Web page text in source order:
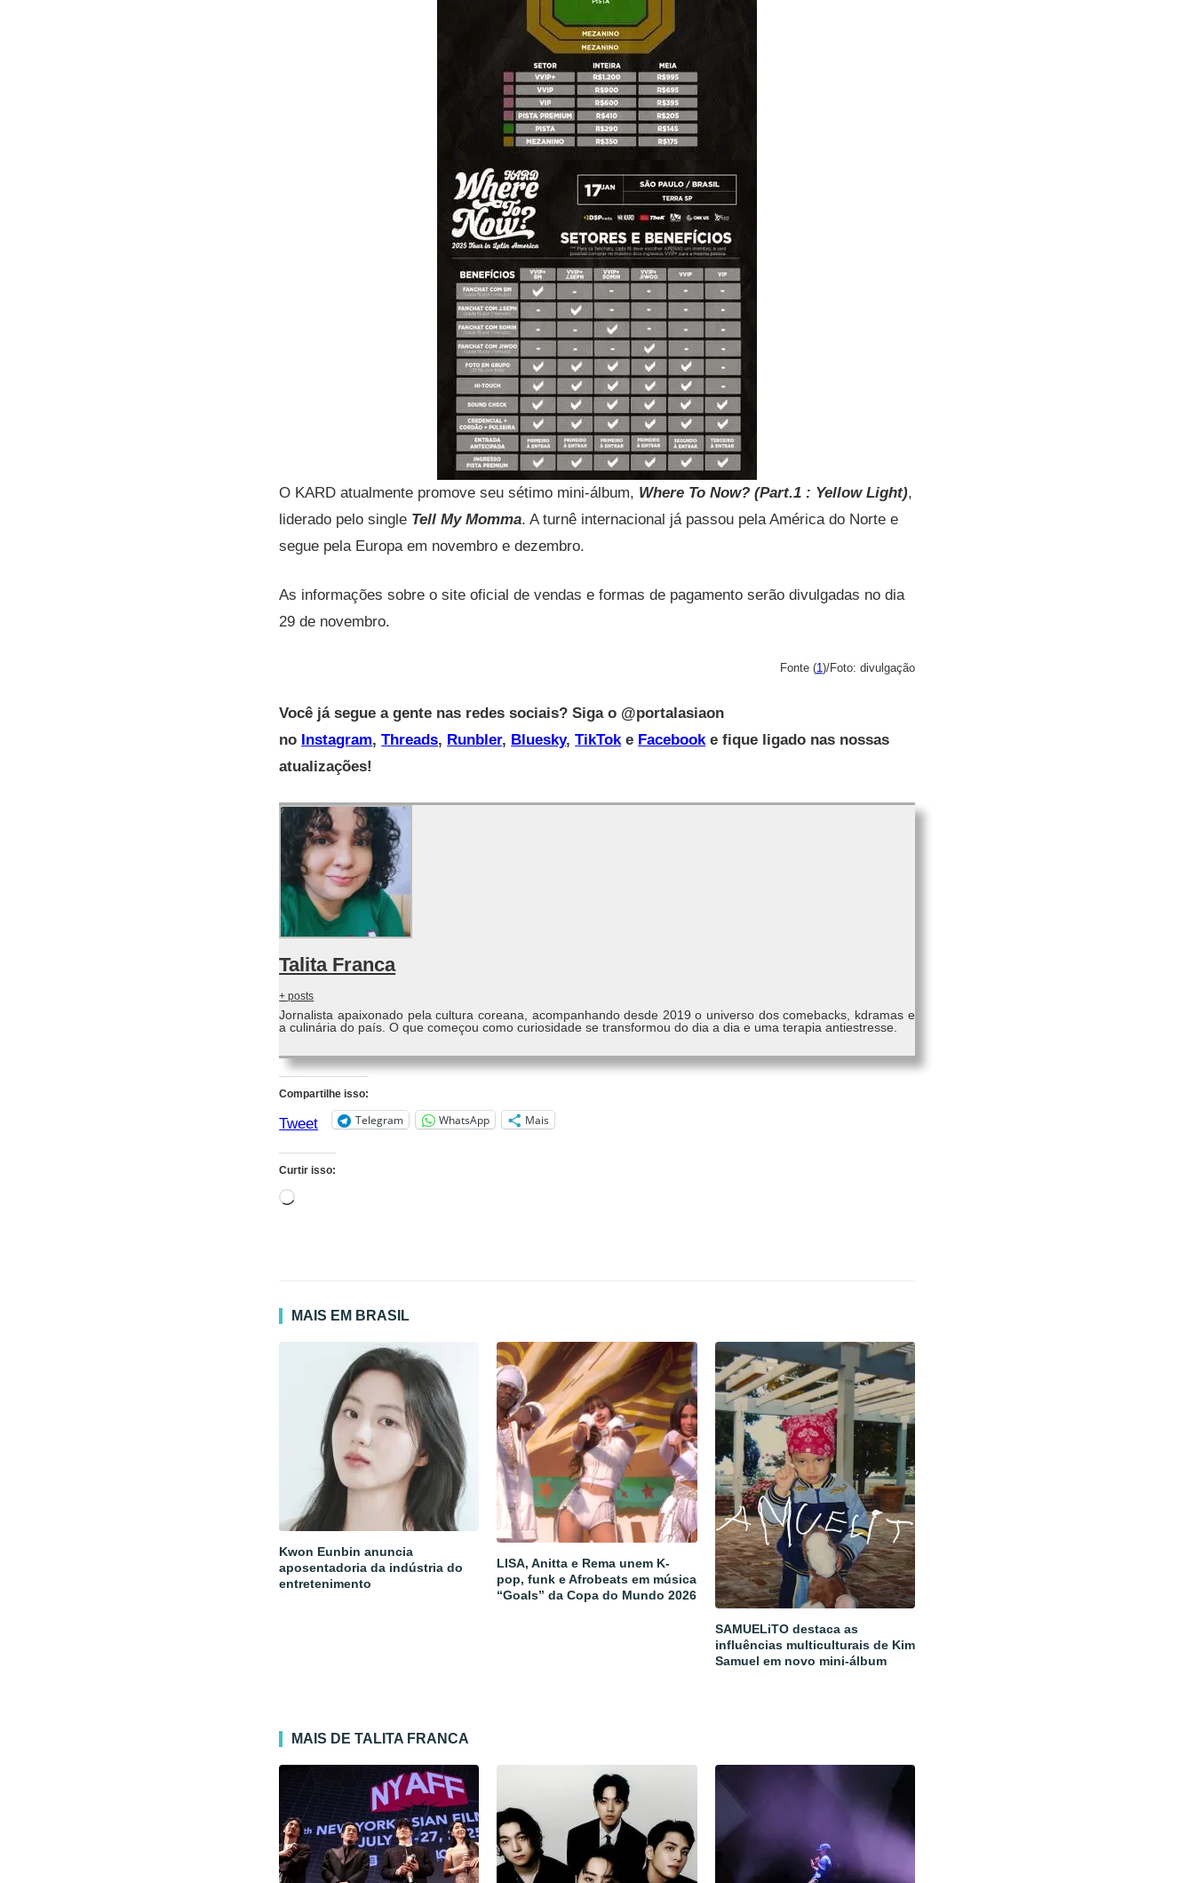
O KARD atualmente promove seu sétimo mini-álbum, Where To Now? (Part.1 : Yellow Light),
liderado pelo single Tell My Momma. A turnê internacional já passou pela América do Norte e
segue pela Europa em novembro e dezembro.
As informações sobre o site oficial de vendas e formas de pagamento serão divulgadas no dia
29 de novembro.
Fonte (1)/Foto: divulgação
Você já segue a gente nas redes sociais? Siga o @portalasiaon
no Instagram,Threads, Runbler, Bluesky,TikToke Facebooke fique ligado nas nossas
atualizações!
Talita Franca
+ posts
Jornalista apaixonado pela cultura coreana, acompanhando desde 2019 o universo dos comebacks, kdramas e
a culinária do país. O que começou como curiosidade se transformou do dia a dia e uma terapia antiestresse.
Compartilhe isso:
Tweet Telegram WhatsApp Mais
Curtir isso:
Carregando...
MAIS EM BRASIL
Kwon Eunbin anuncia
aposentadoria da indústria do
entretenimento
LISA, Anitta e Rema unem K-
pop, funk e Afrobeats em música
“Goals” da Copa do Mundo 2026
SAMUELiTO destaca as
influências multiculturais de Kim
Samuel em novo mini-álbum
MAIS DE TALITA FRANCA